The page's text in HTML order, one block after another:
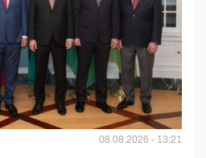
08.08.2026 - 13:21